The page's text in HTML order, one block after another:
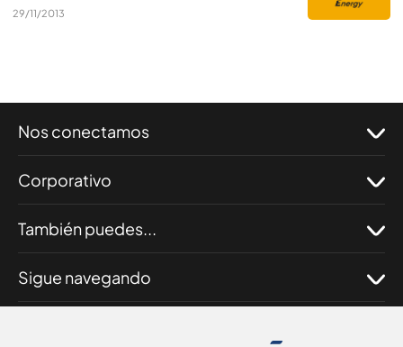
29/11/2013
Nos conectamos
Corporativo
También puedes...
Sigue navegando